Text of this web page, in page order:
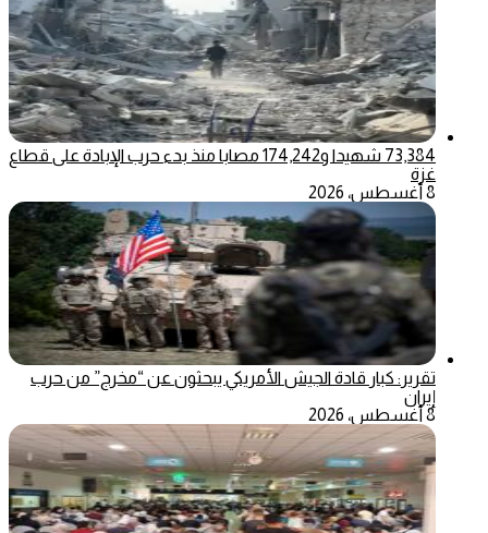
73,384 شهيدا و174,242 مصابا منذ بدء حرب الإبادة على قطاع
غزة
8 أغسطس، 2026
تقرير: كبار قادة الجيش الأمريكي يبحثون عن “مخرج” من حرب
إيران
8 أغسطس، 2026